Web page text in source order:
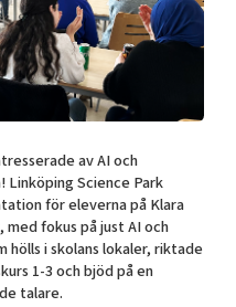
av AI och
Science Park
för eleverna på Klara
med fokus på just AI och
hölls i skolans lokaler, riktade
1-3 och bjöd på en
talare.